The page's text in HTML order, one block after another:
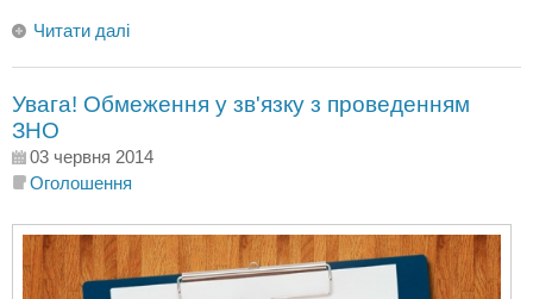
Читати далі
Увага! Обмеження у зв'язку з проведенням
ЗНО
03 червня 2014
Оголошення